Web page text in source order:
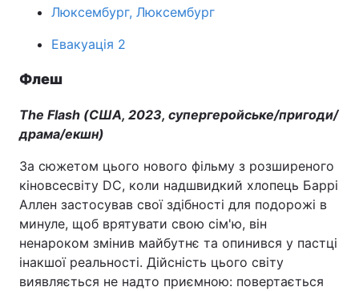
Наука
Здоров'я
Цікавинки Погода
Екологія Регіони
Лонгріди
Відео з Youtube Статті
Люксембург, Люксембург
Евакуація 2
Флеш
The Flash (США, 2023, супергеройське/пригоди/
драма/екшн)
За сюжетом цього нового фільму з розширеного
кіновсесвіту DC, коли надшвидкий хлопець Баррі
Аллен застосував свої здібності для подорожі в
минуле, щоб врятувати свою сім'ю, він
ненароком змінив майбутнє та опинився у пастці
інакшої реальності. Дійсність цього світу
виявляється не надто приємною: повертається